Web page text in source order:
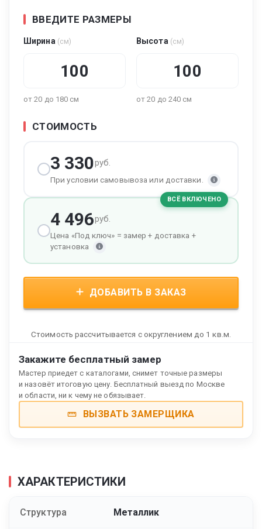
ВВЕДИТЕ РАЗМЕРЫ
Ширина (см)
от 20 до 180 см
Высота (см)
от 20 до 240 см
СТОИМОСТЬ
3 330руб.
При условии самовывоза или доставки.
ВСЁ ВКЛЮЧЕНО
4 496руб.
Цена «Под ключ» = замер + доставка +
установка
ДОБАВИТЬ В ЗАКАЗ
Стоимость рассчитывается с округлением до 1 кв.м.
Закажите бесплатный замер
Мастер приедет с каталогами, снимет точные размеры
и назовёт итоговую цену. Бесплатный выезд по Москве
и области, ни к чему не обязывает.
ВЫЗВАТЬ ЗАМЕРЩИКА
ХАРАКТЕРИСТИКИ
Структура Металлик